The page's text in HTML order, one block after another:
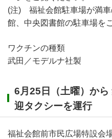
(注) 福祉会館駐車場が満車
館、中央図書館の駐車場を
ワクチンの種類
武田／モデルナ社製
6月25日（土曜）か
迎タクシーを運行
福祉会館前市民広場特設会